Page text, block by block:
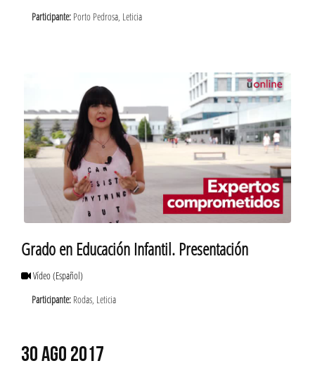
Participante: Porto Pedrosa, Leticia
Grado en Educación Infantil. Presentación
Vídeo(Español)
Participante: Rodas, Leticia
30 AGO 2017